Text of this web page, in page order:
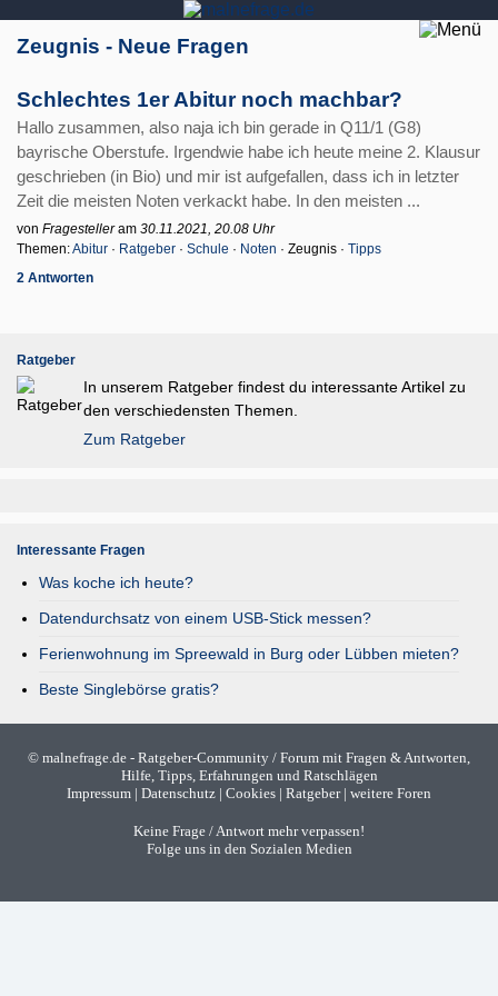
Zeugnis - Neue Fragen
Schlechtes 1er Abitur noch machbar?
Hallo zusammen, also naja ich bin gerade in Q11/1 (G8)
bayrische Oberstufe. Irgendwie habe ich heute meine 2. Klausur
geschrieben (in Bio) und mir ist aufgefallen, dass ich in letzter
Zeit die meisten Noten verkackt habe. In den meisten ...
von Fragestelleram 30.11.2021, 20.08 Uhr
Themen:Abitur · Ratgeber · Schule · Noten · Zeugnis · Tipps
2 Antworten
Ratgeber
In unserem Ratgeber findest du interessante Artikel zu
den verschiedensten Themen.
Zum Ratgeber
Interessante Fragen
Was koche ich heute?
Datendurchsatz von einem USB-Stick messen?
Ferienwohnung im Spreewald in Burg oder Lübben mieten?
Beste Singlebörse gratis?
© malnefrage.de - Ratgeber-Community / Forum mit Fragen & Antworten,
Hilfe, Tipps, Erfahrungen und Ratschlägen
Impressum | Datenschutz | Cookies | Ratgeber| weitere Foren
Keine Frage / Antwort mehr verpassen!
Folge uns in den Sozialen Medien